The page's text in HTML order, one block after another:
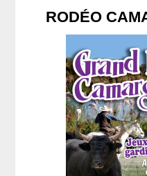
RODÉO